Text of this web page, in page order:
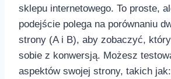
sklepu internetowego. To proste,
⁣podejście polega na porównaniu
strony (A i B), aby zobaczyć,
sobie z konwersją. Możesz
aspektów swojej strony, takich jak: